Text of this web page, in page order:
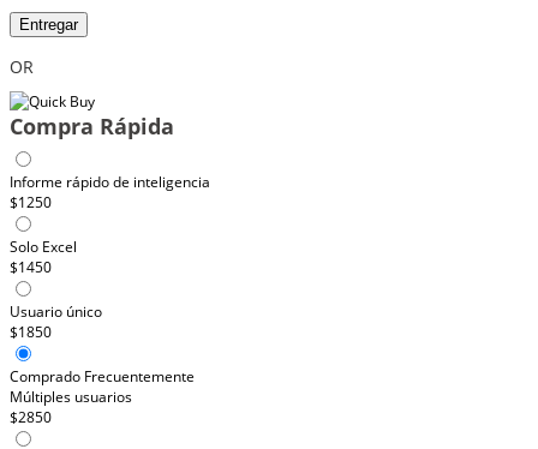
Entregar
OR
Compra Rápida
Informe rápido de inteligencia
$1250
Solo Excel
$1450
Usuario único
$1850
Comprado Frecuentemente
Múltiples usuarios
$2850